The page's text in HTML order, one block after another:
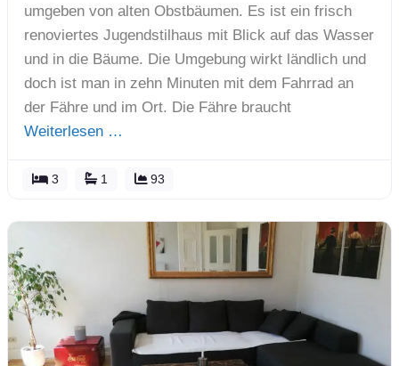
umgeben von alten Obstbäumen. Es ist ein frisch
renoviertes Jugendstilhaus mit Blick auf das Wasser
und in die Bäume. Die Umgebung wirkt ländlich und
doch ist man in zehn Minuten mit dem Fahrrad an
der Fähre und im Ort. Die Fähre braucht
Weiterlesen …
3 1 93